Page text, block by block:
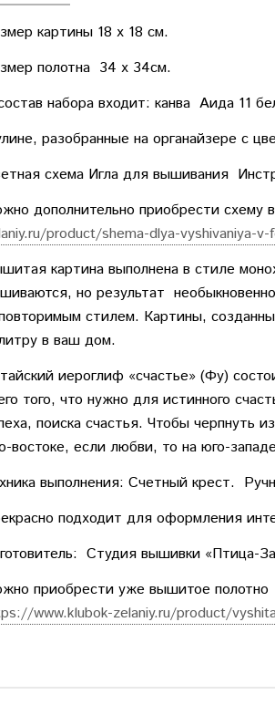
картины 18 х 18 см.
полотна 34 х 34см.
набора входит: канва Аида 11
разобранные на органайзере с
схема Игла для вышивания
дополнительно приобрести схему
product/shema-dlya-vyshivaniya-
картина выполнена в стиле
но результат
стилем. Картины,
в ваш дом.
иероглиф «счастье» (Фу)
того, что нужно для истинного
поиска счастья. Чтобы черпнуть
востоке, если любви, то на юго-
выполнения: Счетный крест.
подходит для оформления
Студия вышивки «Птица-
приобрести уже вышитое полотно
www.klubok-zelaniy.ru/product/